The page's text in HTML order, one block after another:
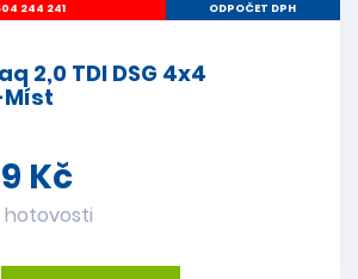
244 241 ODPOČET DPH
2,0 TDI DSG 4x4
Kč
hotovosti